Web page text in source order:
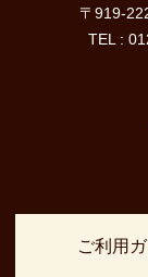
〒919-
TEL :
ご利用